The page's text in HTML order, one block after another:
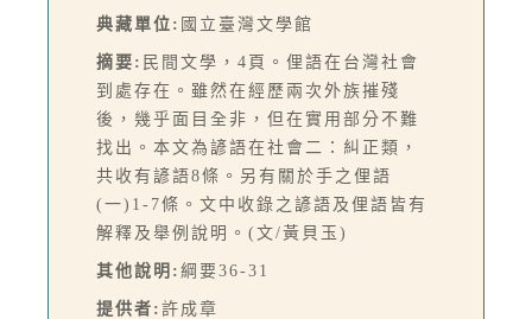
典藏單位: 國立臺灣文學館
摘要: 民間文學，4頁。俚語在台灣社會
到處存在。雖然在經歷兩次外族摧殘
後，幾乎面目全非，但在實用部分不難
找出。本文為諺語在社會二：糾正類，
共收有諺語8條。另有關於手之俚語
(一)1-7條。文中收錄之諺語及俚語皆有
解釋及舉例說明。(文/黃貝玉)
其他說明: 綱要36-31
提供者: 許成章